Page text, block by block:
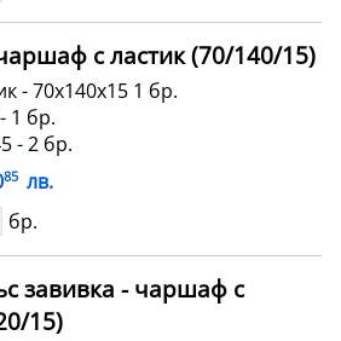
с ластик (70/140/15)
- 70х140х15 1 бр.
1 бр.
- 2 бр.
85 лв.
бр.
завивка - чаршаф с
15)